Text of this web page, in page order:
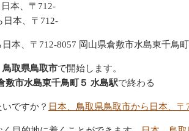
本、〒712-
日本、〒712-
本、〒712-8057 岡山県倉敷市水島東千鳥
鳥取県鳥取市で開始します。
敷市水島東千鳥町５ 水島駅で終わる
ですか？ 日本、鳥取県鳥取市から日本、